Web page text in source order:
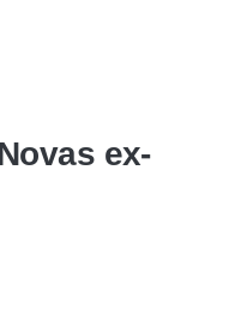
ex-